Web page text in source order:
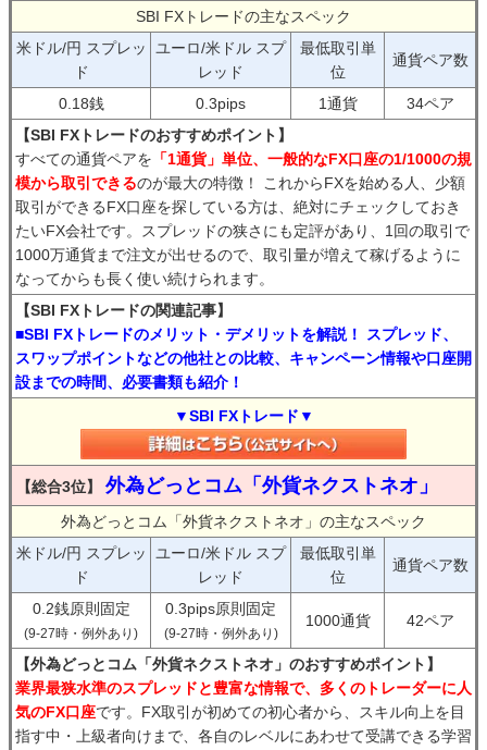
SBI FXトレードの主なスペック
米ドル/円 スプレッ
ド
ユーロ/米ドル スプ
レッド
最低取引単
位
通貨ペア数
0.18銭 0.3pips 1通貨
34ペア
【SBI FXトレードのおすすめポイント】
すべての通貨ペアを 「1通貨」単位、一般的なFX口座の1/1000の規
模から取引できるのが最大の特徴！ これからFXを始める人、少額
取引ができるFX口座を探している方は、絶対にチェックしておき
たいFX会社です。スプレッドの狭さにも定評があり、1回の取引で
1000万通貨まで注文が出せるので、取引量が増えて稼げるように
なってからも長く使い続けられます。
【SBI FXトレードの関連記事】
■SBI FXトレードのメリット・デメリットを解説！ スプレッド、
スワップポイントなどの他社との比較、キャンペーン情報や口座開
設までの時間、必要書類も紹介！
▼SBI FXトレード▼
【総合3位】 外為どっとコム「外貨ネクストネオ」
外為どっとコム「外貨ネクストネオ」の主なスペック
米ドル/円 スプレッ
ド
ユーロ/米ドル スプ
レッド
最低取引単
位
通貨ペア数
0.2銭原則固定
(9-27時・例外あり)
0.3pips原則固定
(9-27時・例外あり)
1000通貨 42ペア
【外為どっとコム「外貨ネクストネオ」のおすすめポイント】
業界最狭水準のスプレッドと豊富な情報で、多くのトレーダーに人
気のFX口座です。FX取引が初めての初心者から、スキル向上を目
指す中・上級者向けまで、各自のレベルにあわせて受講できる学習